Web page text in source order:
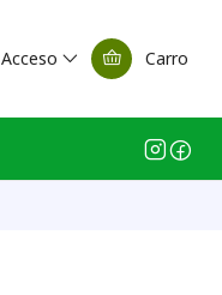
Acceso Carro